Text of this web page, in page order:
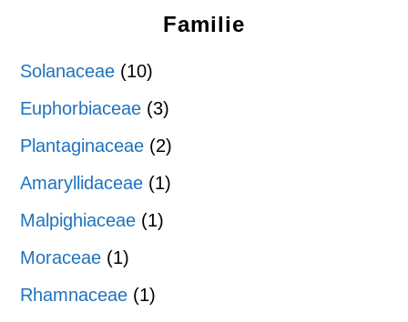
Familie
Solanaceae (10)
Euphorbiaceae (3)
Plantaginaceae (2)
Amaryllidaceae (1)
Malpighiaceae (1)
Moraceae (1)
Rhamnaceae (1)